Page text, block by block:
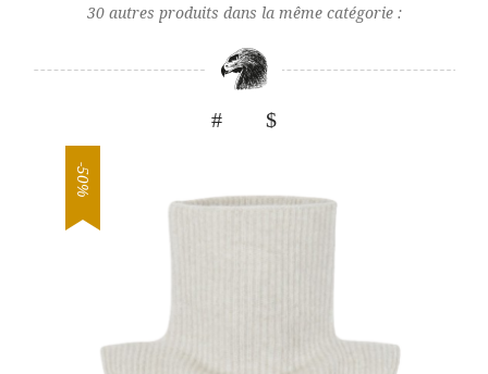
30 autres produits dans la même catégorie :
-50%